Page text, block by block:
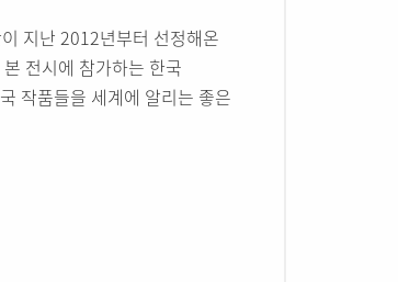
지난 2012년부터 선정해온
전시에 참가하는 한국
작품들을 세계에 알리는 좋은